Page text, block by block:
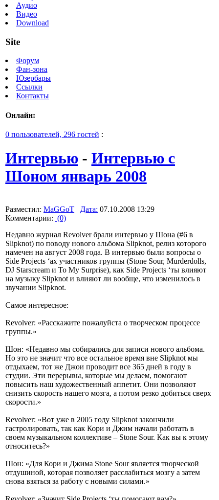
Аудио
Видео
Download
Site
Форум
Фан-зона
Юзербары
Ссылки
Контакты
Онлайн:
0 пользователей, 296 гостей :
Интервью - Интервью с
Шоном январь 2008
Разместил: MaGGoT Дата: 07.10.2008 13:29
Комментарии: (0)
Недавно журнал Revolver брали интервью у Шона (#6 в
Slipknot) по поводу нового альбома Slipknot, релиз которого
намечен на август 2008 года. В интервью были вопросы о
Side Projects ‘ах участников группы (Stone Sour, Murderdolls,
DJ Starscream и To My Surprise), как Side Projects ‘ты влияют
на музыку Slipknot и влияют ли вообще, что изменилось в
звучании Slipknot.
Самое интересное:
Revolver: «Расскажите пожалуйста о творческом процессе
группы.»
Шон: «Недавно мы собирались для записи нового альбома.
Но это не значит что все остальное время вне Slipknot мы
отдыхаем, тот же Джои проводит все 365 дней в году в
студии. Эти перерывы, которые мы делаем, помогают
повысить наш художественный аппетит. Они позволяют
снизить скорость нашего мозга, а потом резко добиться сверх
скорости.»
Revolver: «Вот уже в 2005 году Slipknot закончили
гастролировать, так как Кори и Джим начали работать в
своем музыкальном коллективе – Stone Sour. Как вы к этому
относитесь?»
Шон: «Для Кори и Джима Stone Sour является творческой
отдушиной, которая позволяет расслабиться мозгу а затем
снова взяться за работу с новыми силами.»